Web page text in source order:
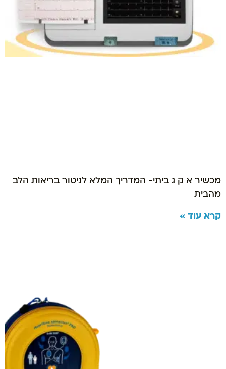
מכשיר א ק ג ביתי- המדריך המלא לניטור בריאות הלב
מהבית
קרא עוד »